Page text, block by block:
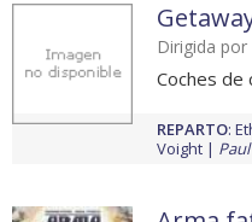
Dirigida por
Coches de
REPARTO:
Voight